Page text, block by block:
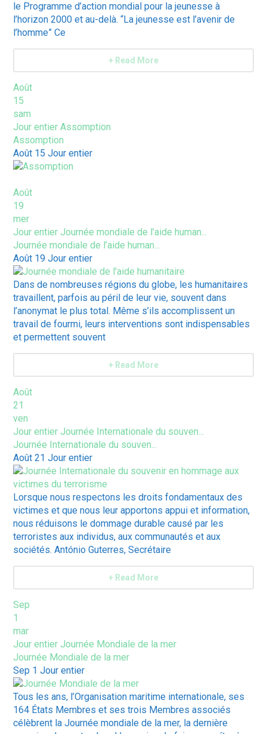
le Programme d’action mondial pour la jeunesse à
l’horizon 2000 et au-delà. “La jeunesse est l’avenir de
l’homme” Ce
+ Read More
Août
15
sam
Jour entierAssomption
Assomption
Août 15Jour entier
Août
19
mer
Jour entierJournée mondiale de l’aide human...
Journée mondiale de l’aide human...
Août 19Jour entier
Dans de nombreuses régions du globe, les humanitaires
travaillent, parfois au péril de leur vie, souvent dans
l’anonymat le plus total. Même s’ils accomplissent un
travail de fourmi, leurs interventions sont indispensables
et permettent souvent
+ Read More
Août
21
ven
Jour entierJournée Internationale du souven...
Journée Internationale du souven...
Août 21Jour entier
Lorsque nous respectons les droits fondamentaux des
victimes et que nous leur apportons appui et information,
nous réduisons le dommage durable causé par les
terroristes aux individus, aux communautés et aux
sociétés. António Guterres, Secrétaire
+ Read More
Sep
1
mar
Jour entierJournée Mondiale de la mer
Journée Mondiale de la mer
Sep 1Jour entier
Tous les ans, l’Organisation maritime internationale, ses
164 États Membres et ses trois Membres associés
célèbrent la Journée mondiale de la mer, la dernière